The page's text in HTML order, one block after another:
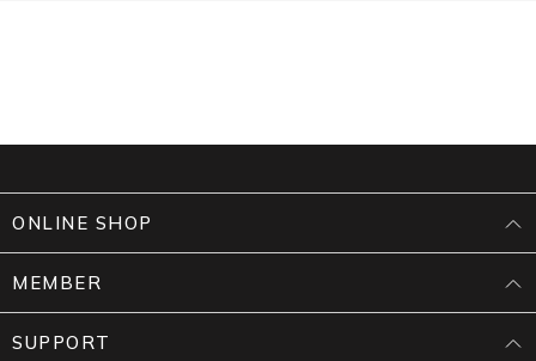
ONLINE SHOP
MEMBER
SUPPORT